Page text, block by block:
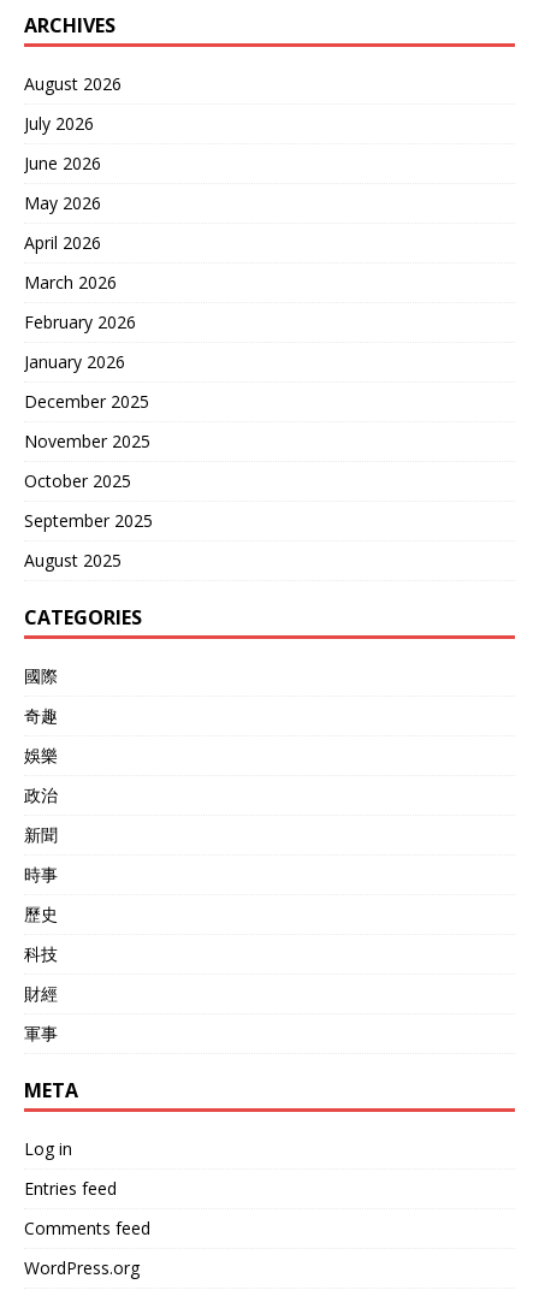
ARCHIVES
August 2026
July 2026
June 2026
May 2026
April 2026
March 2026
February 2026
January 2026
December 2025
November 2025
October 2025
September 2025
August 2025
CATEGORIES
國際
奇趣
娛樂
政治
新聞
時事
歷史
科技
財經
軍事
META
Log in
Entries feed
Comments feed
WordPress.org